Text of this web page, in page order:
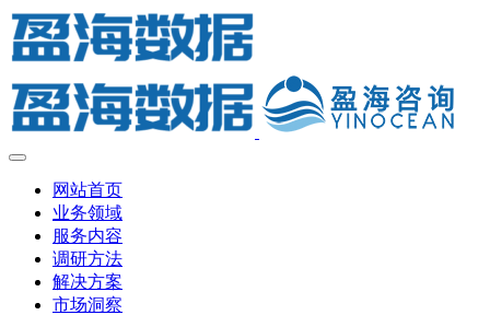
网站首页
业务领域
服务内容
调研方法
解决方案
市场洞察